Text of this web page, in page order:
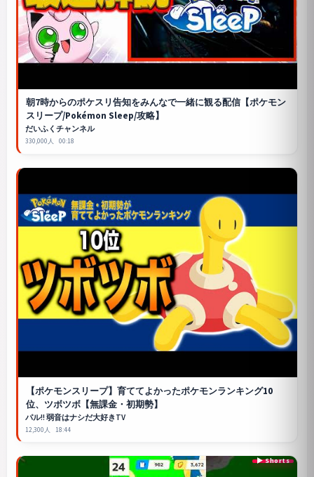
朝7時からのポケスリ告知をみんなで一緒に観る配信【ポケモン
スリープ/Pokémon Sleep/攻略】
だいふくチャンネル
330,000人 00:18
【ポケモンスリープ】育ててよかったポケモンランキング10
位、ツボツボ【無課金・初期勢】
パル!! 弱音はナシだ大好きTV
12,300人 18:44